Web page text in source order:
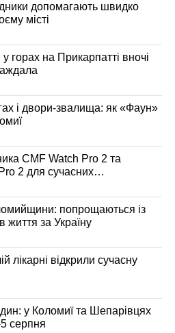
допомагають швидко
місті
горах на Прикарпатті вночі
і двори-звалища: як «Фаун»
CMF Watch Pro 2 та
2 для сучасних
попрощаються із
життя за Україну
лікарні відкрили сучасну
у Коломиї та Шепарівцях
серпня